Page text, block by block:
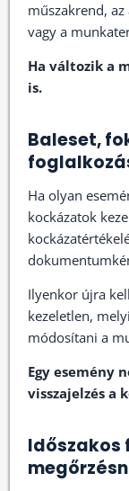
műszakrend,
vagy a
Ha változik a
is.
Baleset,
Ha olyan
kockázatok
Ilyenkor újra
kezeletlen,
módosítani a
Egy esemény
visszajelzés a
Időszakos